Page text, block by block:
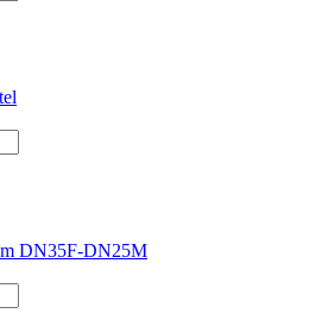
DN35F-DN25M